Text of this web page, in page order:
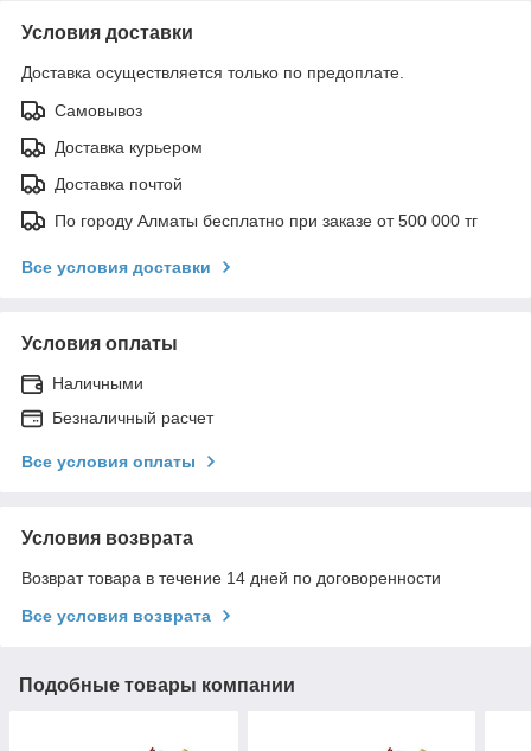
Условия доставки
Доставка осуществляется только по предоплате.
Самовывоз
Доставка курьером
Доставка почтой
По городу Алматы бесплатно при заказе от 500 000 тг
Все условия доставки
Условия оплаты
Наличными
Безналичный расчет
Все условия оплаты
Условия возврата
Возврат товара в течение 14 дней по договоренности
Все условия возврата
Подобные товары компании